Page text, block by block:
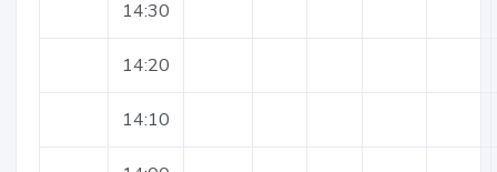
14:30
14:20
14:10